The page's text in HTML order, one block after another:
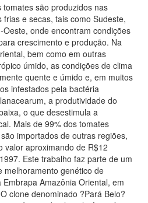
tomates são produzidos nas
frias e secas, tais como Sudeste,
Oeste, onde encontram condições
crescimento e produção. Na
bem como em outras
úmido, as condições de clima
quente e úmido e, em muitos
infestados pela bactéria
a produtividade do
o que desestimula a
Mais de 99% dos tomates
importados de outras regiões,
valor aproximando de R$12
Este trabalho faz parte de um
melhoramento genético de
Embrapa Amazônia Oriental, em
clone denominado ?Pará Belo?